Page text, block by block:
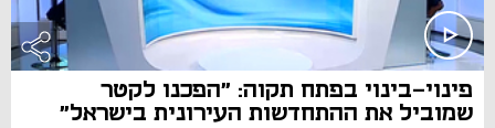
פינוי-בינוי בפתח תקוה: "הפכנו לקטר
שמוביל את ההתחדשות העירונית בישראל"